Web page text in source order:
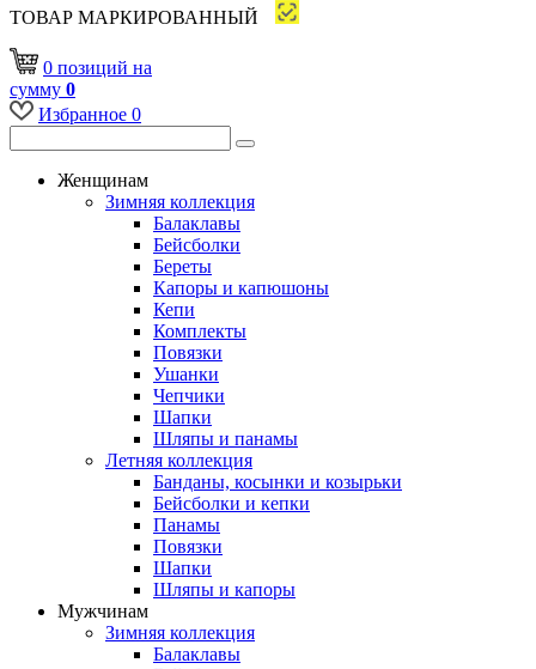
ТОВАР МАРКИРОВАННЫЙ
0 позиций на
сумму 0
Избранное 0
Женщинам
Зимняя коллекция
Балаклавы
Бейсболки
Береты
Капоры и капюшоны
Кепи
Комплекты
Повязки
Ушанки
Чепчики
Шапки
Шляпы и панамы
Летняя коллекция
Банданы, косынки и козырьки
Бейсболки и кепки
Панамы
Повязки
Шапки
Шляпы и капоры
Мужчинам
Зимняя коллекция
Балаклавы